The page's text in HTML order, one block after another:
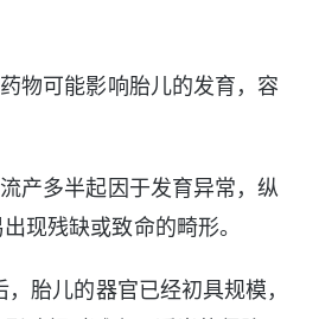
可能影响胎儿的发育，容
多半起因于发育异常，纵
现残缺或致命的畸形。
儿的器官已经初具规模，